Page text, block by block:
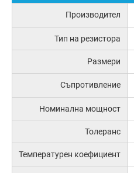
Производител
Тип на резистора
Размери
Съпротивление
Номинална мощност
Толеранс
Температурен коефициент